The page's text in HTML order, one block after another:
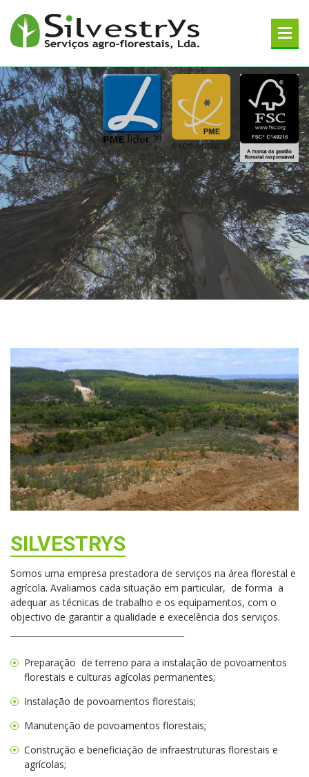
SILVESTRYS
Somos uma empresa prestadora de serviços na área florestal e
agrícola. Avaliamos cada situação em particular, de forma a
adequar as técnicas de trabalho e os equipamentos, com o
objectivo de garantir a qualidade e execelência dos serviços.
Preparação de terreno para a instalação de povoamentos
florestais e culturas agícolas permanentes;
Instalação de povoamentos florestais;
Manutenção de povoamentos florestais;
Construção e beneficiação de infraestruturas florestais e
agrícolas;